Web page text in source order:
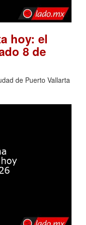
hoy: el
8 de
de Puerto Vallarta